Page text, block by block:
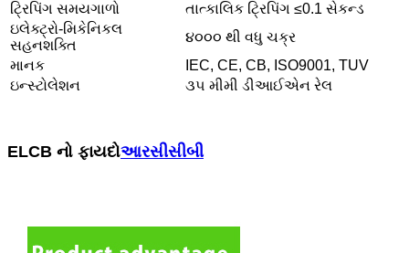
ટ્રિપિંગ સમયગાળો
તાત્કાલિક ટ્રિપિંગ ≤0.1 સેકન્ડ
ઇલેક્ટ્રો-મિકેનિકલ
સહનશક્તિ
૪૦૦૦ થી વધુ ચક્ર
માનક
IEC, CE, CB, ISO9001, TUV
ઇન્સ્ટોલેશન
૩૫ મીમી ડીઆઈએન રેલ
ELCB નો ફાયદોઆરસીસીબી